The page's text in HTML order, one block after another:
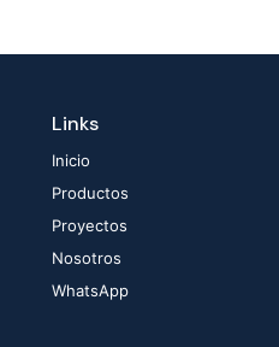
Links
Inicio
Productos
Proyectos
Nosotros
WhatsApp